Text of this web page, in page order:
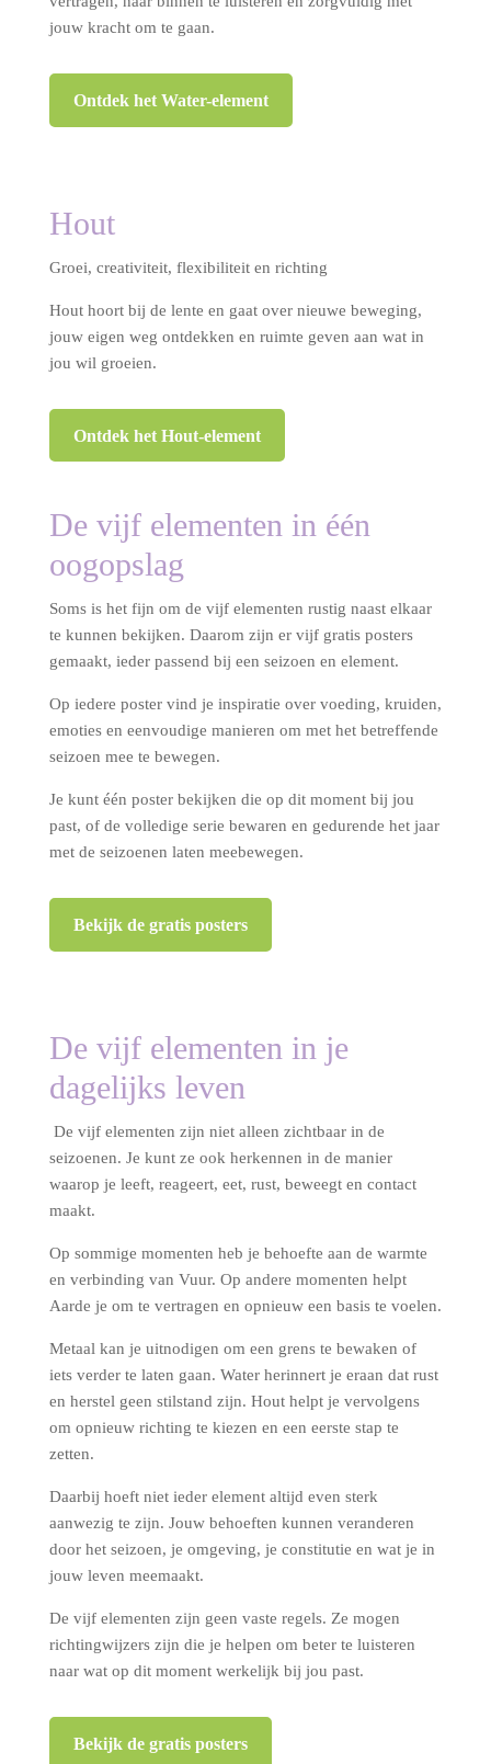
jouw kracht om te gaan.
Ontdek het Water-element
Hout
Groei, creativiteit, flexibiliteit en richting
Hout hoort bij de lente en gaat over nieuwe beweging,
jouw eigen weg ontdekken en ruimte geven aan wat in
jou wil groeien.
Ontdek het Hout-element
De vijf elementen in één
oogopslag
Soms is het fijn om de vijf elementen rustig naast elkaar
te kunnen bekijken. Daarom zijn er vijf gratis posters
gemaakt, ieder passend bij een seizoen en element.
Op iedere poster vind je inspiratie over voeding, kruiden,
emoties en eenvoudige manieren om met het betreffende
seizoen mee te bewegen.
Je kunt één poster bekijken die op dit moment bij jou
past, of de volledige serie bewaren en gedurende het jaar
met de seizoenen laten meebewegen.
Bekijk de gratis posters
De vijf elementen in je
dagelijks leven
De vijf elementen zijn niet alleen zichtbaar in de
seizoenen. Je kunt ze ook herkennen in de manier
waarop je leeft, reageert, eet, rust, beweegt en contact
maakt.
Op sommige momenten heb je behoefte aan de warmte
en verbinding van Vuur. Op andere momenten helpt
Aarde je om te vertragen en opnieuw een basis te voelen.
Metaal kan je uitnodigen om een grens te bewaken of
iets verder te laten gaan. Water herinnert je eraan dat rust
en herstel geen stilstand zijn. Hout helpt je vervolgens
om opnieuw richting te kiezen en een eerste stap te
zetten.
Daarbij hoeft niet ieder element altijd even sterk
aanwezig te zijn. Jouw behoeften kunnen veranderen
door het seizoen, je omgeving, je constitutie en wat je in
jouw leven meemaakt.
De vijf elementen zijn geen vaste regels. Ze mogen
richtingwijzers zijn die je helpen om beter te luisteren
naar wat op dit moment werkelijk bij jou past.
Bekijk de gratis posters